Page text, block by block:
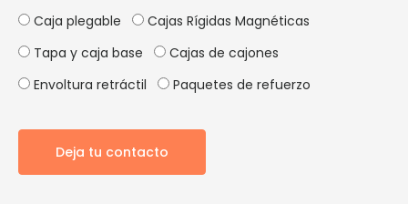
Caja plegable
Cajas Rígidas Magnéticas
Tapa y caja base
Cajas de cajones
Envoltura retráctil
Paquetes de refuerzo
Deja tu contacto